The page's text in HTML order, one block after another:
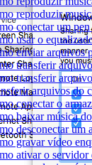
reproduzir
conectar um
usar o
enviar arquivos
transferir
transferir
arquivos do
conectar o
baixar música
desconectar um
gravar vídeo
ativar o